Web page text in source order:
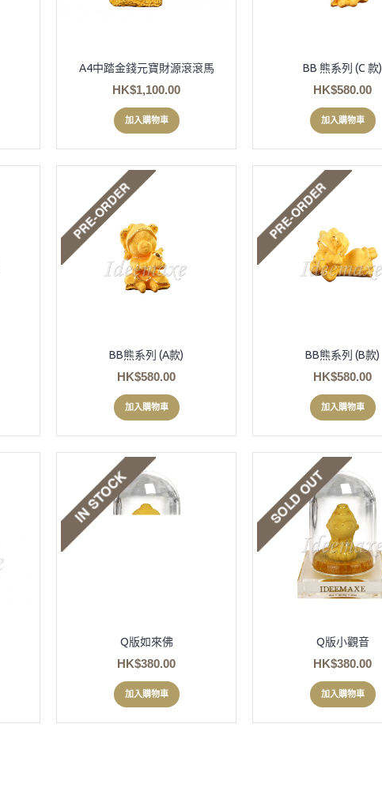
A4中踏金錢元寶財源滾滾馬
HK$1,100.00
加入購物車
BB 熊系列 (C 款)
HK$580.00
加入購物車
BB熊系列 (A款)
HK$580.00
加入購物車
BB熊系列 (B款)
HK$580.00
加入購物車
Q版如來佛
HK$380.00
加入購物車
Q版小觀音
HK$380.00
加入購物車